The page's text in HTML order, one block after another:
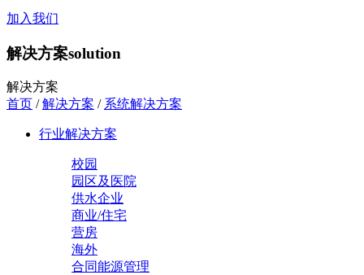
加入我们
解决方案solution
解决方案
首页 /解决方案 / 系统解决方案
行业解决方案
校园
园区及医院
供水企业
商业/住宅
营房
海外
合同能源管理